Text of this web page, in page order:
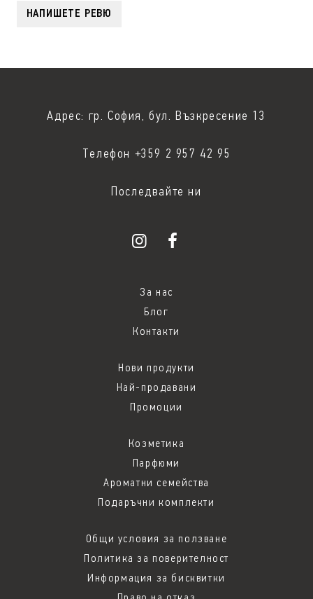
НАПИШЕТЕ РЕВЮ
Адрес: гр. София, бул. Възкресение 13
Телефон +359 2 957 42 95
Последвайте ни
За нас
Блог
Контакти
Нови продукти
Най-продавани
Промоции
Козметика
Парфюми
Ароматни семейства
Подаръчни комплекти
Общи условия за ползване
Политика за поверителност
Информация за бисквитки